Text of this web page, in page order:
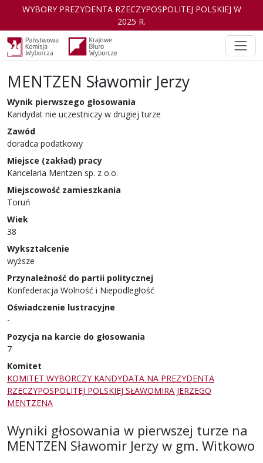
WYBORY PREZYDENTA RZECZYPOSPOLITEJ POLSKIEJ W
2025 R.
MENTZEN Sławomir Jerzy
Kandydatw wyborach Prezydenta
Wynik pierwszego głosowania
Kandydat nie uczestniczy w drugiej turze
Zawód
doradca podatkowy
Miejsce (zakład) pracy
Kancelaria Mentzen sp. z o.o.
Miejscowość zamieszkania
Toruń
Wiek
38
Wykształcenie
wyższe
Przynależność do partii politycznej
Konfederacja Wolność i Niepodległość
Oświadczenie lustracyjne
-
Pozycja na karcie do głosowania
7
Komitet
KOMITET WYBORCZY KANDYDATA NA PREZYDENTA
RZECZYPOSPOLITEJ POLSKIEJ SŁAWOMIRA JERZEGO
MENTZENA
Wyniki głosowania w pierwszej turze na
MENTZEN Sławomir Jerzy w gm. Witkowo